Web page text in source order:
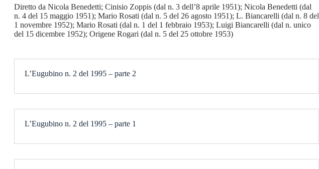
Diretto da Nicola Benedetti; Cinisio Zoppis (dal n. 3 dell’8 aprile 1951); Nicola Benedetti (dal
n. 4 del 15 maggio 1951); Mario Rosati (dal n. 5 del 26 agosto 1951); L. Biancarelli (dal n. 8 del
1 novembre 1952); Mario Rosati (dal n. 1 del 1 febbraio 1953); Luigi Biancarelli (dal n. unico
del 15 dicembre 1952); Origene Rogari (dal n. 5 del 25 ottobre 1953)
L’Eugubino n. 2 del 1995 – parte 2
L’Eugubino n. 2 del 1995 – parte 1